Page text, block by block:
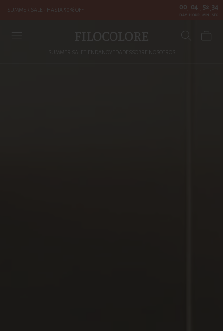
SUMMER SALE - HASTA 50% OFF 00
DAY
: 04
HOUR
: 52
MIN
: 33
SEC
FILOCOLORE
SUMMER SALE TIENDA NOVEDADES SOBRE NOSOTROS